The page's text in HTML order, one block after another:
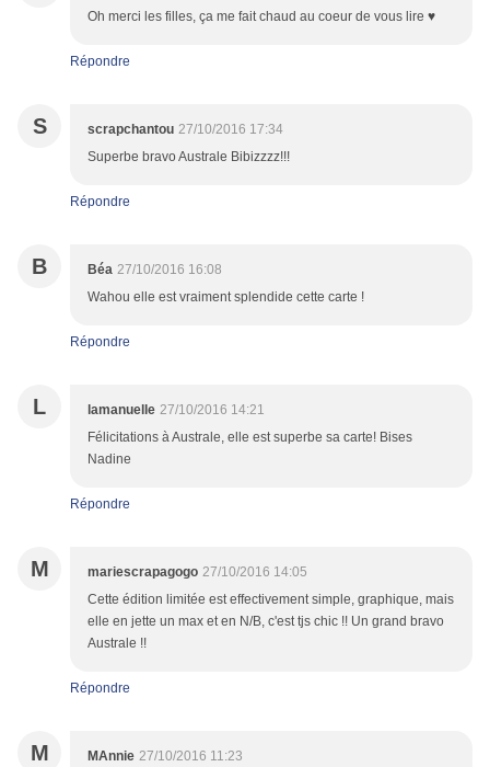
Oh merci les filles, ça me fait chaud au coeur de vous lire ♥
Répondre
S scrapchantou 27/10/2016 17:34
Superbe bravo Australe Bibizzzz!!!
Répondre
B Béa 27/10/2016 16:08
Wahou elle est vraiment splendide cette carte !
Répondre
L lamanuelle 27/10/2016 14:21
Félicitations à Australe, elle est superbe sa carte! Bises
Nadine
Répondre
M mariescrapagogo 27/10/2016 14:05
Cette édition limitée est effectivement simple, graphique, mais
elle en jette un max et en N/B, c'est tjs chic !! Un grand bravo
Australe !!
Répondre
M MAnnie 27/10/2016 11:23